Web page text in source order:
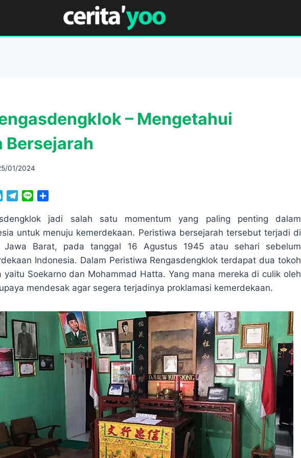
– Mengetahui
Bersejarah
01/2024
y
p
l
e
r
a
m
n
e
a
r
e
jadi salah satu momentum yang paling penting dalam
untuk menuju kemerdekaan. Peristiwa bersejarah tersebut terjadi di
Jawa Barat, pada tanggal 16 Agustus 1945 atau sehari sebelum
Indonesia. Dalam Peristiwa Rengasdengklok terdapat dua tokoh
yaitu Soekarno dan Mohammad Hatta. Yang mana mereka di culik oleh
mendesak agar segera terjadinya proklamasi kemerdekaan.